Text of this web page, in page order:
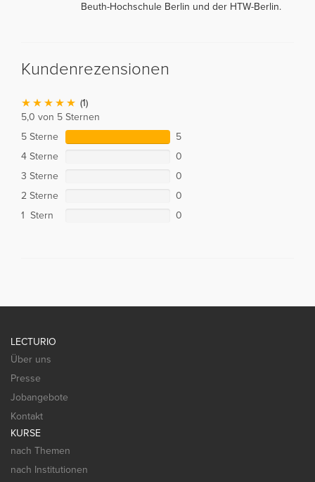
Beuth-Hochschule Berlin und der HTW-Berlin.
Kundenrezensionen
(1)
5,0 von 5 Sternen
5 Sterne
5
4 Sterne
0
3 Sterne
0
2 Sterne
0
1 Stern
0
LECTURIO
Über uns
Presse
Jobangebote
Kontakt
KURSE
nach Themen
nach Institutionen